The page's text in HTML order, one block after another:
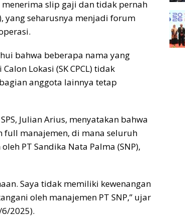
slip gaji dan tidak pernah
yang seharusnya menjadi forum
bahwa beberapa nama yang
Lokasi (SK CPCL) tidak
anggota lainnya tetap
Julian Arius, menyatakan bahwa
full manajemen, di mana seluruh
PT Sandika Nata Palma (SNP),
Saya tidak memiliki kewenangan
oleh manajemen PT SNP,” ujar
2025).